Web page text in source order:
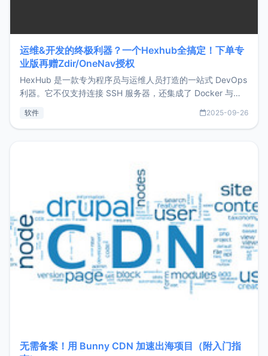
运维&开发的终极利器？一个Hexhub全搞定！下单专
业版再赠Zdir/OneNav授权
HexHub 是一款专为程序员与运维人员打造的一站式 DevOps
利器。它不仅支持连接 SSH 服务器，还集成了 Docker 与常
件间频繁切换，仅凭 HexHub 即可同时搞定运维与数据库操
软件 2025-09-26
无需备案！用 Bunny CDN 加速出海项目（附入门指